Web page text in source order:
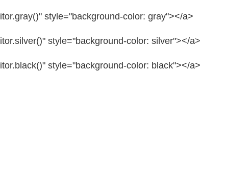
style="background-color: gray"></a>
style="background-color: silver"></a>
style="background-color: black"></a>